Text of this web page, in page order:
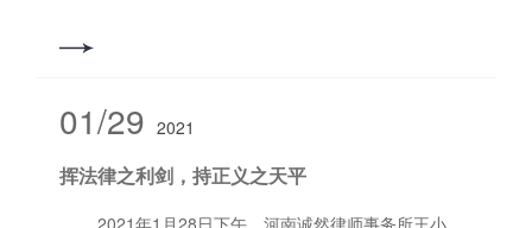
辉主任在签署合同书) （王清伟先生和尚旭辉主任合影留
团化企业，在钢制办公家具行业属于领军企业。公司旗
仓储货架系列、环保系列等1000多个品种，并顺利通过
了（QMS)1S09001国际质量管理体系认证、
01/29 2021
挥法律之利剑，持正义之天平